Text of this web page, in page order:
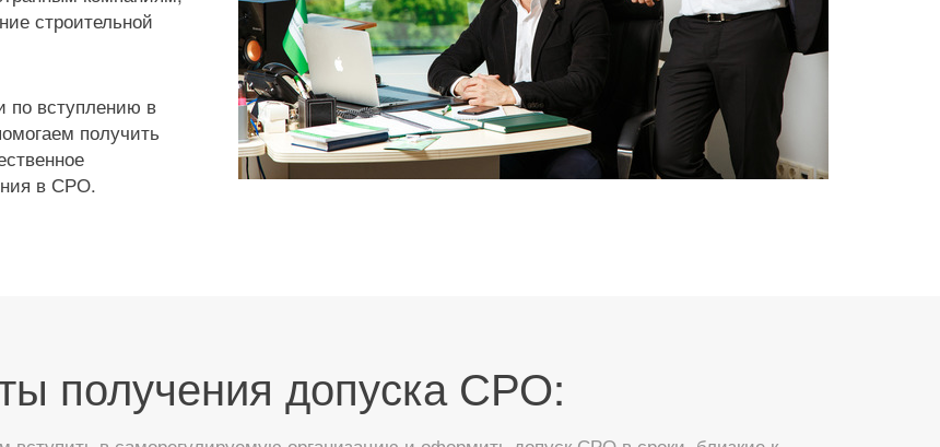
строительной
по вступлению в
получить
в СРО.
получения допуска СРО: